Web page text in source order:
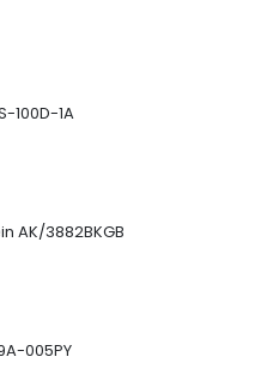
100D-1A
AK/3882BKGB
005PY